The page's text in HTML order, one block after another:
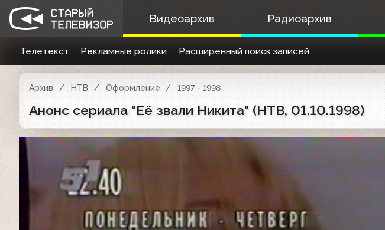
Видеоархив Радиоархив
Телетекст Рекламные ролики Расширенный поиск записей
Архив НТВ Оформление 1997 - 1998
Анонс сериала "Её звали Никита" (НТВ, 01.10.1998)